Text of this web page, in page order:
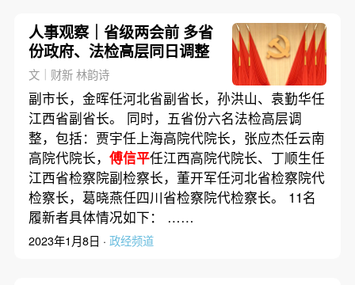
人事观察｜省级两会前 多省
份政府、法检高层同日调整
文｜财新 林韵诗
副市长，金晖任河北省副省长，孙洪山、袁勤华任
江西省副省长。 同时，五省份六名法检高层调
整，包括：贾宇任上海高院代院长，张应杰任云南
高院代院长， 傅信平任江西高院代院长、丁顺生任
江西省检察院副检察长，董开军任河北省检察院代
检察长，葛晓燕任四川省检察院代检察长。 11名
履新者具体情况如下： ……
2023年1月8日 · 政经频道